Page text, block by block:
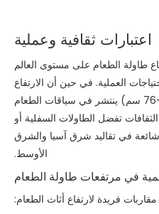
اعتبارات ثقافية وعملية
طاولة الطعام على مستوى العالم
العملية. في حين أن الارتفاع
القياسي من 28-30 بوصة (71-76 سم) ينتشر في سياقات الطعام
تفضل الطاولات السفلية أو
في تقاليد شرق آسيا والشرق
الأوسط.
في مرتفعات طاولة الطعام
فريدة لارتفاع أثاث الطعام: